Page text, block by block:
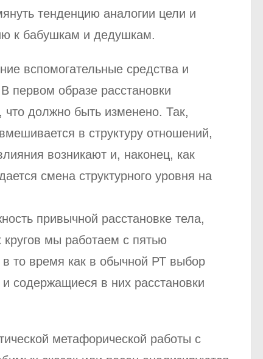
тенденцию аналогии цели и
к бабушкам и дедушкам.
вспомогательные средства и
первом образе расстановки
что должно быть изменено. Так,
в структуру отношений,
возникают и, наконец, как
смена структурного уровня на
привычной расстановке тела,
кругов мы работаем с пятью
то время как в обычной РТ выбор
содержащиеся в них расстановки
метафорической работы с